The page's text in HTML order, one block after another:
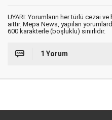
UYARI: Yorumların her türlü cezai
aittir. Mepa News, yapılan
600 karakterle (boşluklu) sınırlıdır.
1 Yorum